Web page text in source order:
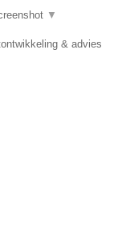
▼
& advies